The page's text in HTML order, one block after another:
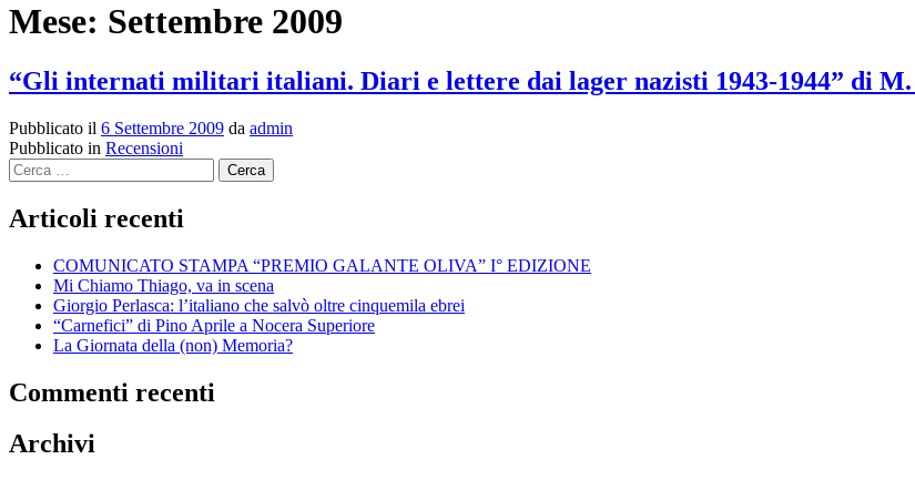
Mese: Settembre 2009
“Gli internati militari italiani. Diari e lettere dai lager nazisti 1943-1944” di
Pubblicato il 6 Settembre 2009 da admin
Pubblicato in Recensioni
Ricerca
per:
Articoli recenti
COMUNICATO STAMPA “PREMIO GALANTE OLIVA” I° EDIZIONE
Mi Chiamo Thiago, va in scena
Giorgio Perlasca: l’italiano che salvò oltre cinquemila ebrei
“Carnefici” di Pino Aprile a Nocera Superiore
La Giornata della (non) Memoria?
Commenti recenti
Archivi